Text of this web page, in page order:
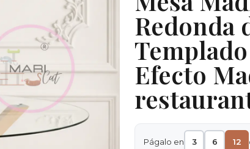
Redonda
Efecto
Págalo en 3 6 12